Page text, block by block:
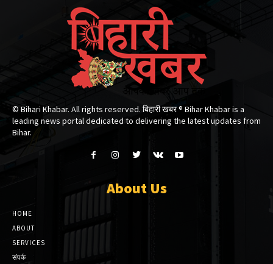
© Bihari Khabar. All rights reserved. बिहारी खबर ®​ Bihar Khabar is a
leading news portal dedicated to delivering the latest updates from
Bihar.
About Us
HOME
ABOUT
SERVICES
संपर्क